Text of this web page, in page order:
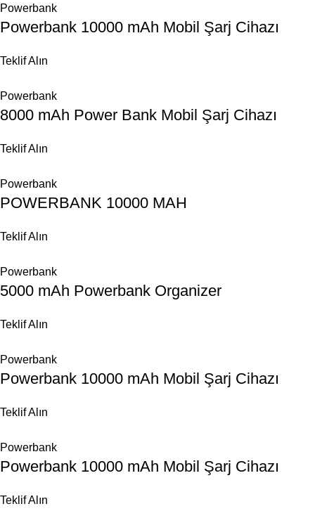
Powerbank
Powerbank 10000 mAh Mobil Şarj Cihazı
Teklif Alın
Powerbank
8000 mAh Power Bank Mobil Şarj Cihazı
Teklif Alın
Powerbank
POWERBANK 10000 MAH
Teklif Alın
Powerbank
5000 mAh Powerbank Organizer
Teklif Alın
Powerbank
Powerbank 10000 mAh Mobil Şarj Cihazı
Teklif Alın
Powerbank
Powerbank 10000 mAh Mobil Şarj Cihazı
Teklif Alın